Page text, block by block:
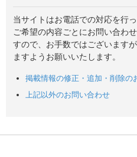
当サイトはお電話での対応を行っ
ご希望の内容ごとにお問い合わ
すので、お手数ではございます
ますようお願いいたします。
掲載情報の修正・追加・削除の
上記以外のお問い合わせ